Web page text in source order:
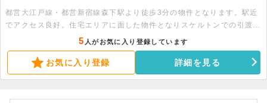
都営大江戸線・都営新宿線森下駅より徒歩3分の物件となります。駅近
でアクセス良好。住宅エリアに面した物件となりスケルトンでの引渡し
となります。詳細につきましては是非お問い合わせください。
5 人がお気に入り登録しています
お気に入り登録 詳細を見る